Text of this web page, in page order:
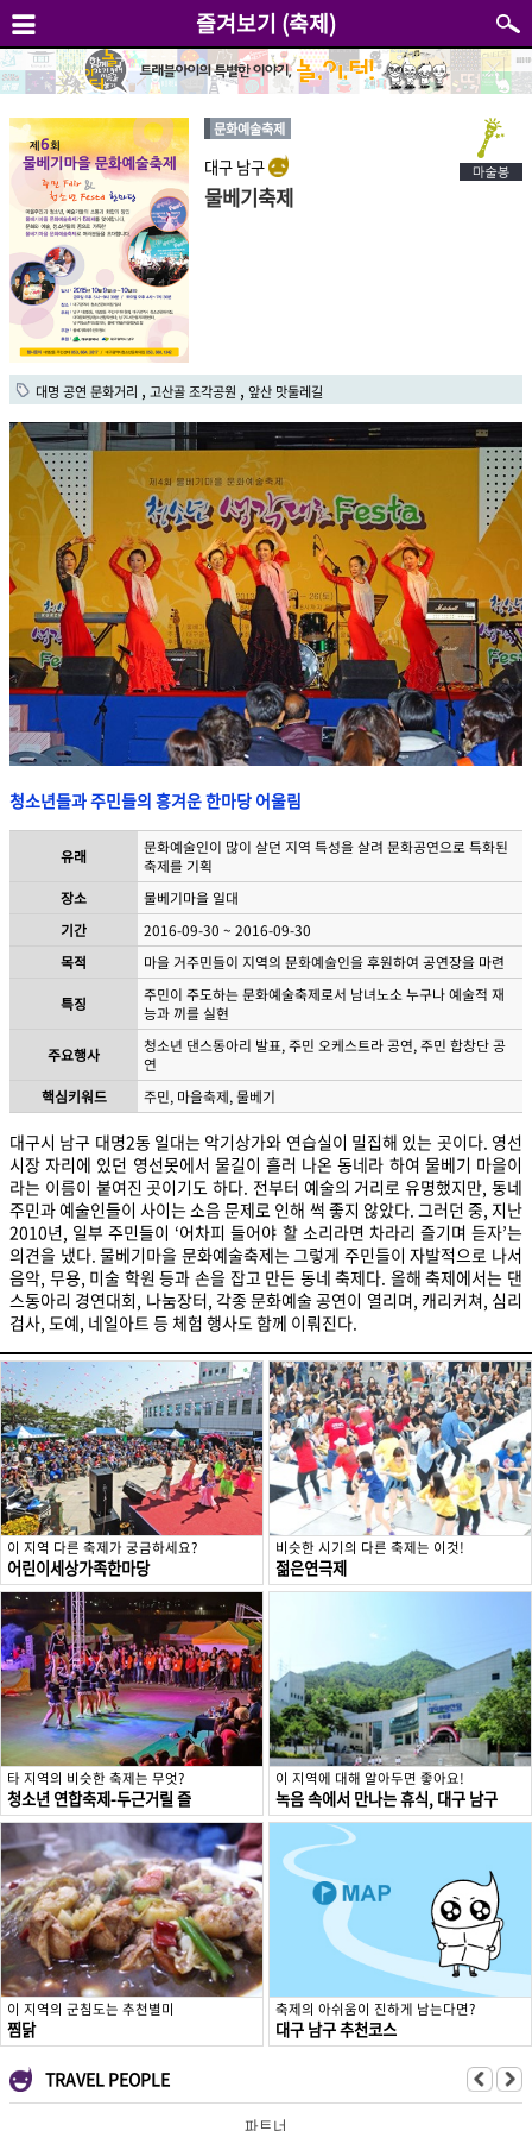
즐겨보기 (축제)
문화예술축제
대구 남구
물베기축제
대명 공연 문화거리 , 고산골 조각공원 , 앞산 맛둘레길
청소년들과 주민들의 흥겨운 한마당 어울림
유래
문화예술인이 많이 살던 지역 특성을 살려 문화공연으로 특화된
축제를 기획
장소
물베기마을 일대
기간
2016-09-30 ~ 2016-09-30
목적
마을 거주민들이 지역의 문화예술인을 후원하여 공연장을 마련
특징
주민이 주도하는 문화예술축제로서 남녀노소 누구나 예술적 재
능과 끼를 실현
주요행사
청소년 댄스동아리 발표, 주민 오케스트라 공연, 주민 합창단 공
연
핵심키워드
주민, 마을축제, 물베기
대구시 남구 대명2동 일대는 악기상가와 연습실이 밀집해 있는 곳이다. 영선
시장 자리에 있던 영선못에서 물길이 흘러 나온 동네라 하여 물베기 마을이
라는 이름이 붙여진 곳이기도 하다. 전부터 예술의 거리로 유명했지만, 동네
주민과 예술인들이 사이는 소음 문제로 인해 썩 좋지 않았다. 그러던 중, 지난
2010년, 일부 주민들이 ‘어차피 들어야 할 소리라면 차라리 즐기며 듣자’는
의견을 냈다. 물베기마을 문화예술축제는 그렇게 주민들이 자발적으로 나서
음악, 무용, 미술 학원 등과 손을 잡고 만든 동네 축제다. 올해 축제에서는 댄
스동아리 경연대회, 나눔장터, 각종 문화예술 공연이 열리며, 캐리커쳐, 심리
검사, 도예, 네일아트 등 체험 행사도 함께 이뤄진다.
이 지역 다른 축제가 궁금하세요?
어린이세상가족한마당
비슷한 시기의 다른 축제는 이것!
젊은연극제
타 지역의 비슷한 축제는 무엇?
청소년 연합축제-두근거릴 즐
이 지역에 대해 알아두면 좋아요!
녹음 속에서 만나는 휴식, 대구 남구
이 지역의 군침도는 추천별미
찜닭
축제의 아쉬움이 진하게 남는다면?
대구 남구 추천코스
TRAVEL PEOPLE
파트너